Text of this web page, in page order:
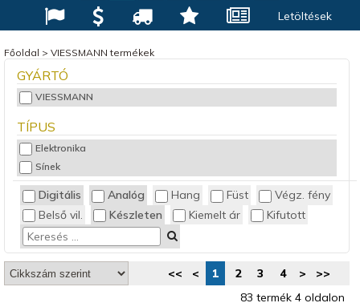
Letöltések
Főoldal > VIESSMANN termékek
GYÁRTÓ
VIESSMANN
TÍPUS
Elektronika
Sínek
Digitális Analóg Hang Füst
Végz. fény
Belső vil.
Készleten Kiemelt ár Kifutott
<< < 1 2 3 4 >
>>
83 termék 4 oldalon